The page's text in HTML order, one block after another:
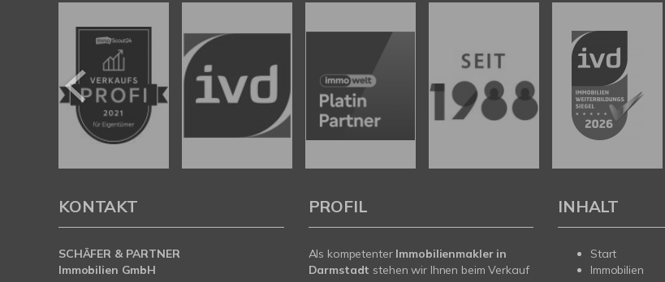
KONTAKT
SCHÄFER & PARTNER
Immobilien GmbH
PROFIL
Als kompetenter Immobilienmakler in
Darmstadt stehen wir Ihnen beim Verkauf
INHALT
Start
Immobilien